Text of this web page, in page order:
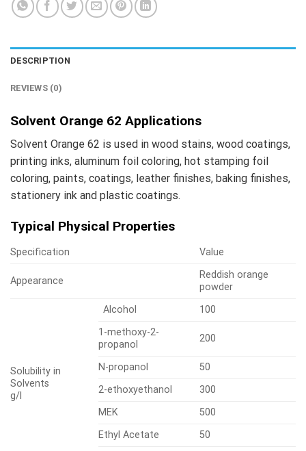
DESCRIPTION
REVIEWS (0)
Solvent Orange 62 Applications
Solvent Orange 62 is used in wood stains, wood coatings,
printing inks, aluminum foil coloring, hot stamping foil
coloring, paints, coatings, leather finishes, baking finishes,
stationery ink and plastic coatings.
Typical Physical Properties
Specification Value
Appearance
Reddish orange
powder
Solubility in
Solvents
g/l
Alcohol
100
1-methoxy-2-
propanol
200
N-propanol
50
2-ethoxyethanol
300
MEK
500
Ethyl Acetate
50